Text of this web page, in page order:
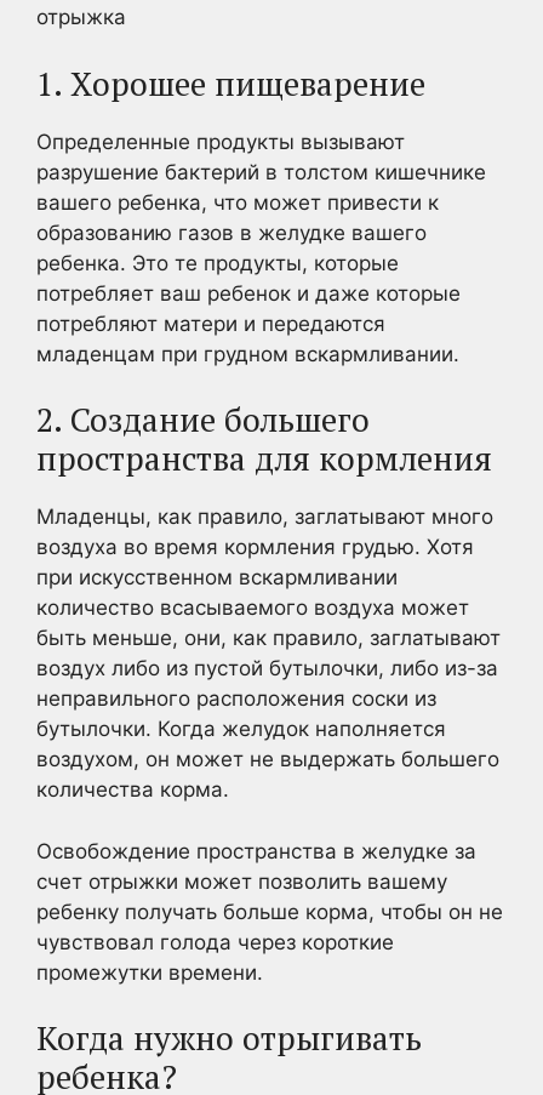
отрыжка
1. Хорошее пищеварение
Определенные продукты вызывают
разрушение бактерий в толстом кишечнике
вашего ребенка, что может привести к
образованию газов в желудке вашего
ребенка. Это те продукты, которые
потребляет ваш ребенок и даже которые
потребляют матери и передаются
младенцам при грудном вскармливании.
2. Создание большего
пространства для кормления
Младенцы, как правило, заглатывают много
воздуха во время кормления грудью. Хотя
при искусственном вскармливании
количество всасываемого воздуха может
быть меньше, они, как правило, заглатывают
воздух либо из пустой бутылочки, либо из-за
неправильного расположения соски из
бутылочки. Когда желудок наполняется
воздухом, он может не выдержать большего
количества корма.
Освобождение пространства в желудке за
счет отрыжки может позволить вашему
ребенку получать больше корма, чтобы он не
чувствовал голода через короткие
промежутки времени.
Когда нужно отрыгивать
ребенка?